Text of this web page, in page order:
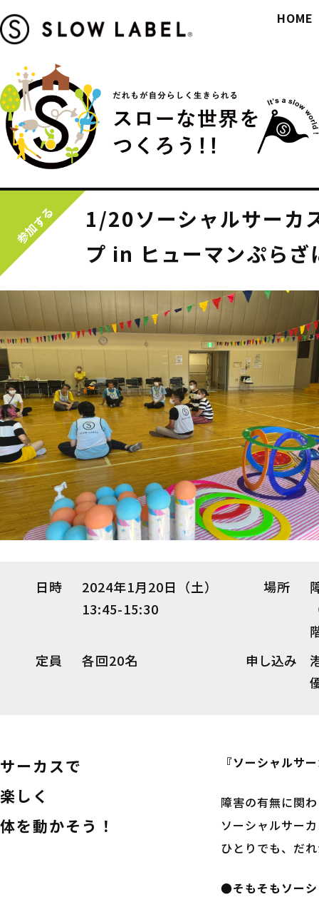
HOME
1/20ソーシャルサーカ
プ in ヒューマンぷらざ
参加する
日時
2024年1月20日（土）
13:45-15:30
場所
定員
各回20名 申し込み
サーカスで
楽しく
体を動かそう！
『ソーシャルサ
障害の有無に関
ソーシャルサー
ひとりでも、だ
●そもそもソー